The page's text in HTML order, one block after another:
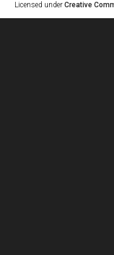
Licensed under Creative